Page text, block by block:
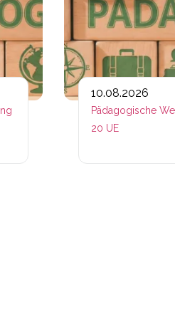
10.08.2026
Pädagogische
20 UE